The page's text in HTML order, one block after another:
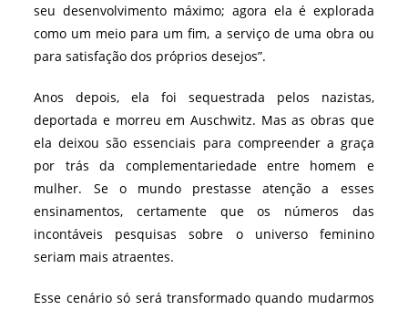
seu desenvolvimento máximo; agora ela é explorada
como um meio para um fim, a serviço de uma obra ou
para satisfação dos próprios desejos”.
Anos depois, ela foi sequestrada pelos nazistas,
deportada e morreu em Auschwitz. Mas as obras que
ela deixou são essenciais para compreender a graça
por trás da complementariedade entre homem e
mulher. Se o mundo prestasse atenção a esses
ensinamentos, certamente que os números das
incontáveis pesquisas sobre o universo feminino
seriam mais atraentes.
Esse cenário só será transformado quando mudarmos